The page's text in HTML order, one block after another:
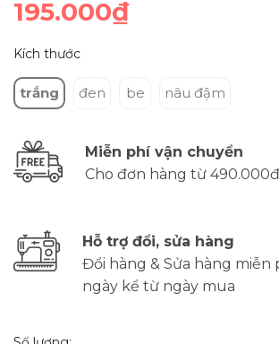
195.000₫
Kích thước
trắng đen be nâu đậm
Miễn phí vận chuyển
Cho đơn hàng từ 490.000đ
Hỗ trợ đổi, sửa hàng
Đổi hàng & Sửa hàng miễn
ngày kể từ ngày mua